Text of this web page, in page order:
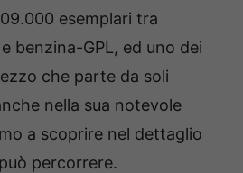
esemplari tra
benzina-GPL, ed uno dei
che parte da soli
nella sua notevole
a scoprire nel dettaglio
percorrere.